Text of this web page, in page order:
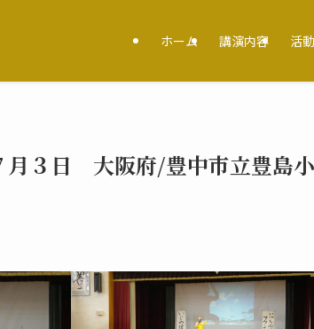
ホーム 講演内容 活
月３日 大阪府/豊中市立豊島